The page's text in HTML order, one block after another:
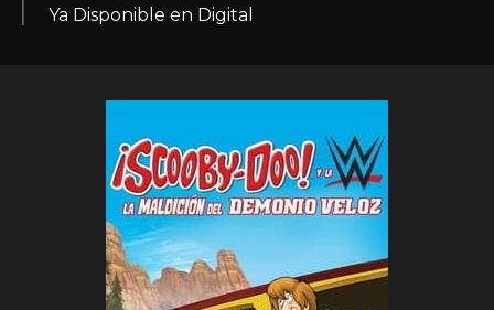
HBO Max
Ya Disponible en Digital